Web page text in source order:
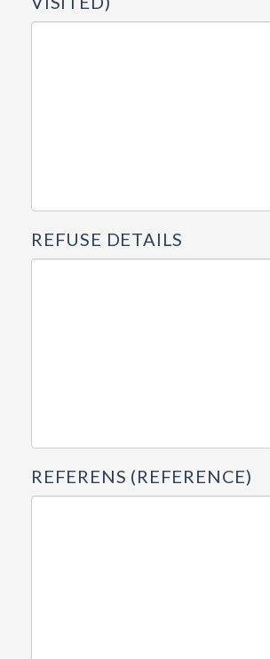
REFUSE DETAILS
REFERENS (REFERENCE)